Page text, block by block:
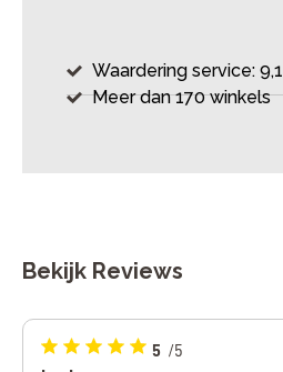
Waardering service: 9,1
Meer dan 170 winkels
Bekijk Reviews
5 /5